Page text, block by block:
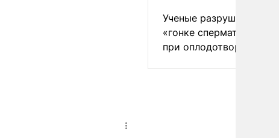
Ученые разрушили миф
«гонке
при оплодотворении